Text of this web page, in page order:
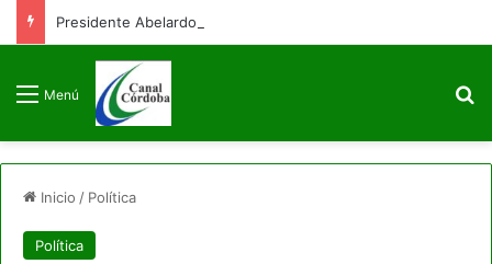
Menú
Inicio / Política
Política